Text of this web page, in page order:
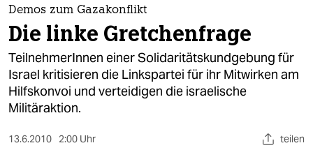
themen
politik
öko
gesellschaft
kultur
Demos zum Gazakonflikt
Die linke Gretchenfrage
TeilnehmerInnen einer Solidaritätskundgebung für
Israel kritisieren die Linkspartei für ihr Mitwirken am
Hilfskonvoi und verteidigen die israelische
Militäraktion.
13.6.2010 2:00 Uhr teilen